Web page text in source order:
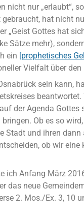
nicht nur „erlaubt“,
hat nicht
„Geist Gottes hat
Sätze mehr),
ein [prophetisches
Vielfalt über
sein kann,
beantwortet.
der Agenda Gottes
Ob es so
Stadt und ihren dann
ob wir
ich Anfang März
das neue
2. Mos./Ex. 3, 10